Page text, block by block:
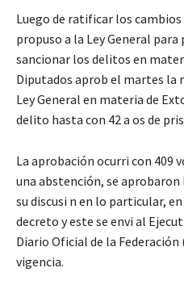
Luego de ratificar los cambios
propuso a la Ley General
sancionar los delitos en
Diputados aprob el martes la
Ley General en materia de
delito hasta con 42 a os de
La aprobación ocurri con 409
una abstención, se
su discusi n en lo particular,
decreto y este se envi al
Diario Oficial de la Federación
vigencia.